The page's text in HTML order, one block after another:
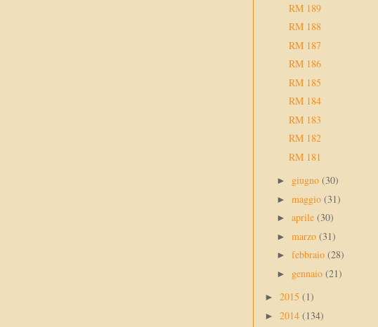
RM 189
RM 188
RM 187
RM 186
RM 185
RM 184
RM 183
RM 182
RM 181
► giugno (30)
► maggio (31)
► aprile (30)
► marzo (31)
► febbraio (28)
► gennaio (21)
► 2015 (1)
► 2014 (134)